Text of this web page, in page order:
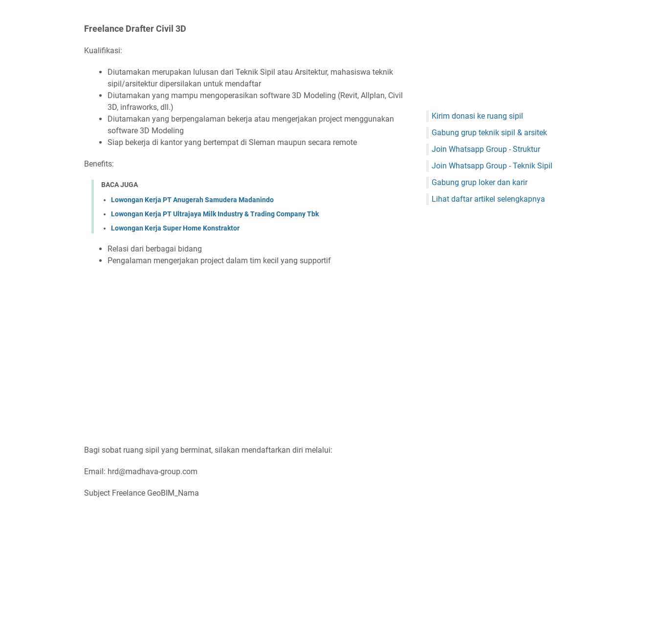
Freelance Drafter Civil 3D
Kualifikasi:
Diutamakan merupakan lulusan dari Teknik Sipil atau Arsitektur, mahasiswa teknik
sipil/arsitektur dipersilakan untuk mendaftar
Diutamakan yang mampu mengoperasikan software 3D Modeling (Revit, Allplan, Civil
3D, infraworks, dll.)
Diutamakan yang berpengalaman bekerja atau mengerjakan project menggunakan
software 3D Modeling
Siap bekerja di kantor yang bertempat di Sleman maupun secara remote
Benefits:
BACA JUGA
Lowongan Kerja PT Anugerah Samudera Madanindo
Lowongan Kerja PT Ultrajaya Milk Industry & Trading Company Tbk
Lowongan Kerja Super Home Konstraktor
Relasi dari berbagai bidang
Pengalaman mengerjakan project dalam tim kecil yang supportif
Bagi sobat ruang sipil yang berminat, silakan mendaftarkan diri melalui:
Email: hrd@madhava-group.com
Subject Freelance GeoBIM_Nama
Kirim donasi ke ruang sipil
Gabung grup teknik sipil & arsitek
Join Whatsapp Group - Struktur
Join Whatsapp Group - Teknik Sipil
Gabung grup loker dan karir
Lihat daftar artikel selengkapnya